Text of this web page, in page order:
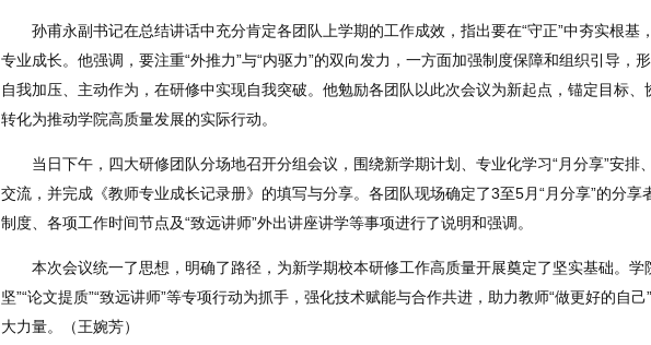
孙甫永副书记在总结讲话中充分肯定各团队上学期的工作成效，指出要在“守正”中夯实根基
专业成长。他强调，要注重“外推力”与“内驱力”的双向发力，一方面加强制度保障和组织引导，
自我加压、主动作为，在研修中实现自我突破。他勉励各团队以此次会议为新起点，锚定目标、
转化为推动学院高质量发展的实际行动。
当日下午，四大研修团队分场地召开分组会议，围绕新学期计划、专业化学习“月分享”安排
交流，并完成《教师专业成长记录册》的填写与分享。各团队现场确定了3至5月“月分享”的分
制度、各项工作时间节点及“致远讲师”外出讲座讲学等事项进行了说明和强调。
本次会议统一了思想，明确了路径，为新学期校本研修工作高质量开展奠定了坚实基础。学
坚”“论文提质”“致远讲师”等专项行动为抓手，强化技术赋能与合作共进，助力教师“做更好的自
大力量。（王婉芳）